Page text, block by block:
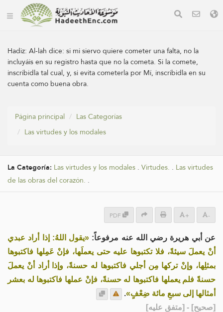
Hadiz:Al-lah dice: si mi siervo quiere cometer una falta, no la
incluyáis en su registro hasta que no la cometa. Si la comete,
inscribidla tal cual, y, si evita cometerla por Mí, inscribidla en su
cuenta como buena obra.
Página principal
Las Categorías
Las virtudes y los modales
La Categoría: Las virtudes y los modales . Virtudes. . Las virtudes
de las obras del corazón. .
PDF + -
عن أبي هريرة رضي الله عنه مرفوعاً: «يقول اللهُ: إذا أراد عبدي
أنْ يعملَ سيئةً، فلا تكتبوها عليه حتى يعملَها، فإنْ عَمِلها فاكتبوها
بمثلِها، وإنْ تركها مِن أجلي فاكتبوها له حسنةً، وإذا أراد أنْ يعملَ
حسنةً فلم يعملها فاكتبوها له حسنةً، فإنْ عملها فاكتبوها له بعشر
أمثالها إلى سبعِ مائة ضِعْفٍ».
[صحيح] - [متفق عليه]